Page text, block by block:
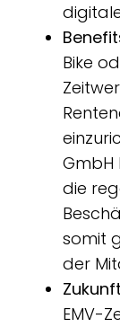
Bike
GmbH
die
somit
der
EMV-